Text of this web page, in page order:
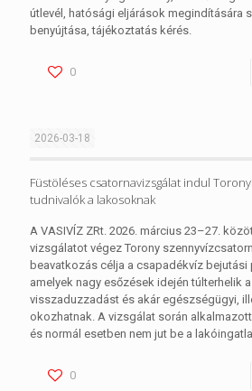
útlevél, hatósági eljárások megindítására
benyújtása, tájékoztatás kérés.
0
2026-03-18
Füstöléses csatornavizsgálat indul
tudnivalók a lakosoknak
A VASIVÍZ ZRt. 2026. március 23–27.
vizsgálatot végez Torony
beavatkozás célja a csapadékvíz bejutási
amelyek nagy esőzések idején túlterhelik
visszaduzzadást és akár egészségügyi,
okozhatnak. A vizsgálat során
és normál esetben nem jut be a
0